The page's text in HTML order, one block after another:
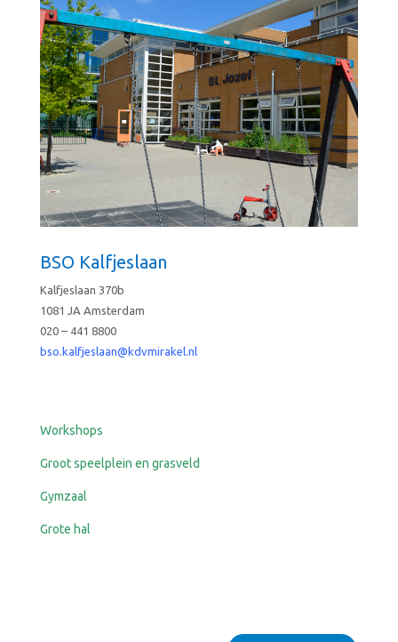
BSO Kalfjeslaan
Kalfjeslaan 370b
1081 JA Amsterdam
020 – 441 8800
bso.kalfjeslaan@kdvmirakel.nl
Workshops
Groot speelplein en grasveld
Gymzaal
Grote hal